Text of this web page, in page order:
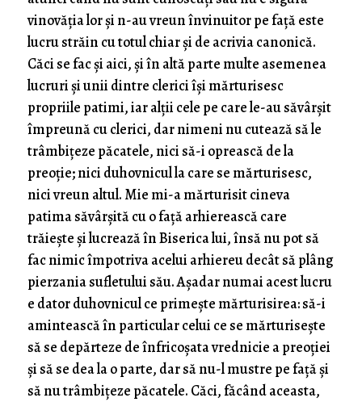
vinovăția lor și n-au vreun învinuitor pe față este
lucru străin cu totul chiar și de acrivia canonică.
Căci se fac și aici, și în altă parte multe asemenea
lucruri și unii dintre clerici își mărturisesc
propriile patimi, iar alții cele pe care le-au săvârșit
împreună cu clerici, dar nimeni nu cutează să le
trâmbițeze păcatele, nici să-i oprească de la
preoție; nici duhovnicul la care se mărturisesc,
nici vreun altul. Mie mi-a mărturisit cineva
patima săvârșită cu o față arhierească care
trăiește și lucrează în Biserica lui, însă nu pot să
fac nimic împotriva acelui arhiereu decât să plâng
pierzania sufletului său. Așadar numai acest lucru
e dator duhovnicul ce primește mărturisirea: să-i
amintească în particular celui ce se mărturisește
să se depărteze de înfricoșata vrednicie a preoției
și să se dea la o parte, dar să nu-l mustre pe față și
să nu trâmbițeze păcatele. Căci, făcând aceasta,